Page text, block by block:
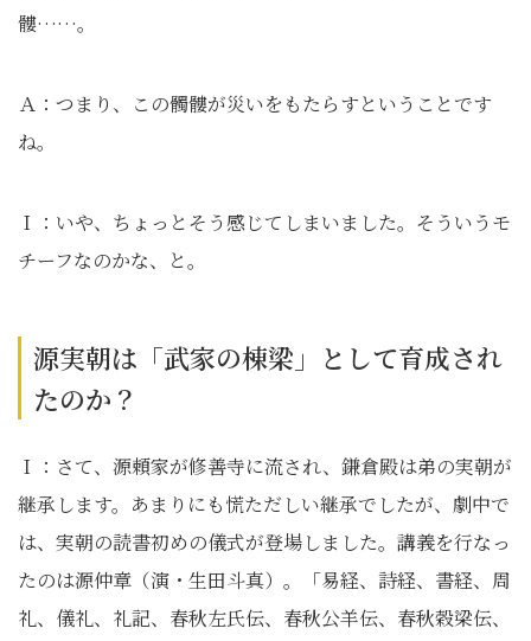
髏……｡
Ａ：つまり、この髑髏が災いをもたらすということです
ね。
Ｉ：いや、ちょっとそう感じてしまいました。そういうモ
チーフなのかな、と。
源実朝は「武家の棟梁」として育成され
たのか？
Ｉ：さて、源頼家が修善寺に流され、鎌倉殿は弟の実朝が
継承します。あまりにも慌ただしい継承でしたが、劇中で
は、実朝の読書初めの儀式が登場しました。講義を行なっ
たのは源仲章（演・生田斗真）。「易経、詩経、書経、周
礼、儀礼、礼記、春秋左氏伝、春秋公羊伝、春秋穀梁伝、